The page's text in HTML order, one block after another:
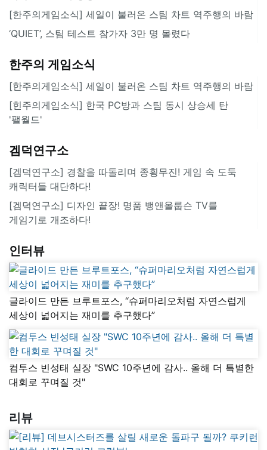
[한주의게임소식] 세일이 불러온 스팀 차트 역주행의 바람
‘QUIET’, 스팀 테스트 참가자 3만 명 몰렸다
한주의 게임소식
[한주의게임소식] 세일이 불러온 스팀 차트 역주행의 바람
[힌주의게임소식] 한국 PC방과 스팀 동시 상승세 탄
'팰월드'
겜덕연구소
[겜덕연구소] 경찰을 따돌리며 종횡무진! 게임 속 도둑
캐릭터들 대단하다!
[겜덕연구소] 디자인 끝장! 명품 뱅앤올룹슨 TV를
게임기로 개조하다!
인터뷰
글라이드 만든 브루트포스, “슈퍼마리오처럼 자연스럽게
세상이 넓어지는 재미를 추구했다”
컴투스 빈성태 실장 "SWC 10주년에 감사.. 올해 더 특별한
대회로 꾸며질 것"
리뷰